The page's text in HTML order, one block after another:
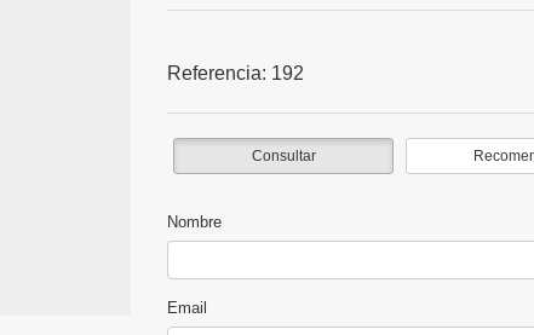
Referencia: 192
Consultar
Nombre
Email